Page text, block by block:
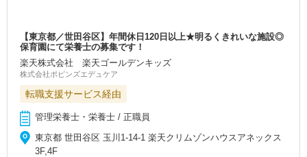
【東京都／世田谷区】年間休日120日以上★明るくきれいな施設◎
保育園にて栄養士の募集です！
楽天株式会社 楽天ゴールデンキッズ
株式会社ポピンズエデュケア
転職支援サービス経由
管理栄養士・栄養士 / 正職員
東京都 世田谷区 玉川1-14-1 楽天クリムゾンハウスアネックス
3F,4F